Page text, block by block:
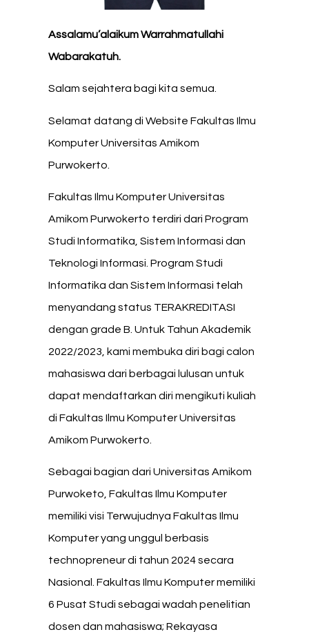
Assalamu’alaikum Warrahmatullahi
Wabarakatuh.
Salam sejahtera bagi kita semua.
Selamat datang di Website Fakultas Ilmu
Komputer Universitas Amikom
Purwokerto.
Fakultas Ilmu Komputer Universitas
Amikom Purwokerto terdiri dari Program
Studi Informatika, Sistem Informasi dan
Teknologi Informasi. Program Studi
Informatika dan Sistem Informasi telah
menyandang status TERAKREDITASI
dengan grade B. Untuk Tahun Akademik
2022/2023, kami membuka diri bagi calon
mahasiswa dari berbagai lulusan untuk
dapat mendaftarkan diri mengikuti kuliah
di Fakultas Ilmu Komputer Universitas
Amikom Purwokerto.
Sebagai bagian dari Universitas Amikom
Purwoketo, Fakultas Ilmu Komputer
memiliki visi Terwujudnya Fakultas Ilmu
Komputer yang unggul berbasis
technopreneur di tahun 2024 secara
Nasional. Fakultas Ilmu Komputer memiliki
6 Pusat Studi sebagai wadah penelitian
dosen dan mahasiswa; Rekayasa